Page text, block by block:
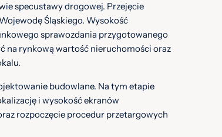
specustawy drogowej. Przejęcie
Śląskiego. Wysokość
sprawozdania przygotowanego
na rynkową wartość nieruchomości oraz
budowlane. Na tym etapie
i wysokość ekranów
rozpoczęcie procedur przetargowych